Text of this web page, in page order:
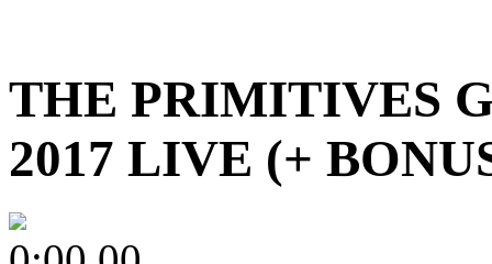
THE PRIMITIVES
2017 LIVE (+